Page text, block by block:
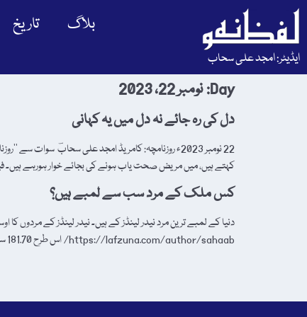
ایڈیٹر: امجد علی سحاب
بلاگ تاریخ
Day: نومبر 22، 2023
دل کی رہ جائے نہ دل میں یہ کہانی
22 نومبر 2023ء روزنامچہ: کامریڈ امجد علی سحابؔ
کہتے ہیں، میں مریض صحت یاب ہونے کی بجائے خوار ہورہے
کس ملک کے مرد سب سے لمبے ہیں؟
https://lafzuna.com/author/sahaab/ اس طرح 181.70 سنٹی میٹر کے قد کے ساتھ بلجیئم کے مردوں کی پوری دنیا میں دوسری […]